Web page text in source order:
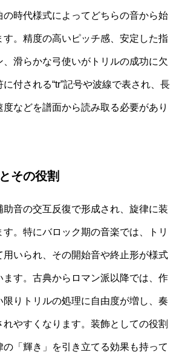
の時代様式によってどちらの音から始
す。精度の高いピッチ感、安定した指
、滑らかな弓使いがトリルの成功に欠
付される“tr”記号や波線で表され、長
度などを譜面から読み取る必要があり
その役割
助音の交互反復で形成され、旋律に装
。特にバロック期の音楽では、トリ
用いられ、その開始音や終止形が様式
ます。古典からロマン派以降では、作
限りトリルの処理に自由度が増し、奏
やすくなります。装飾としての役割
の「輝き」を引き立てる効果も持って